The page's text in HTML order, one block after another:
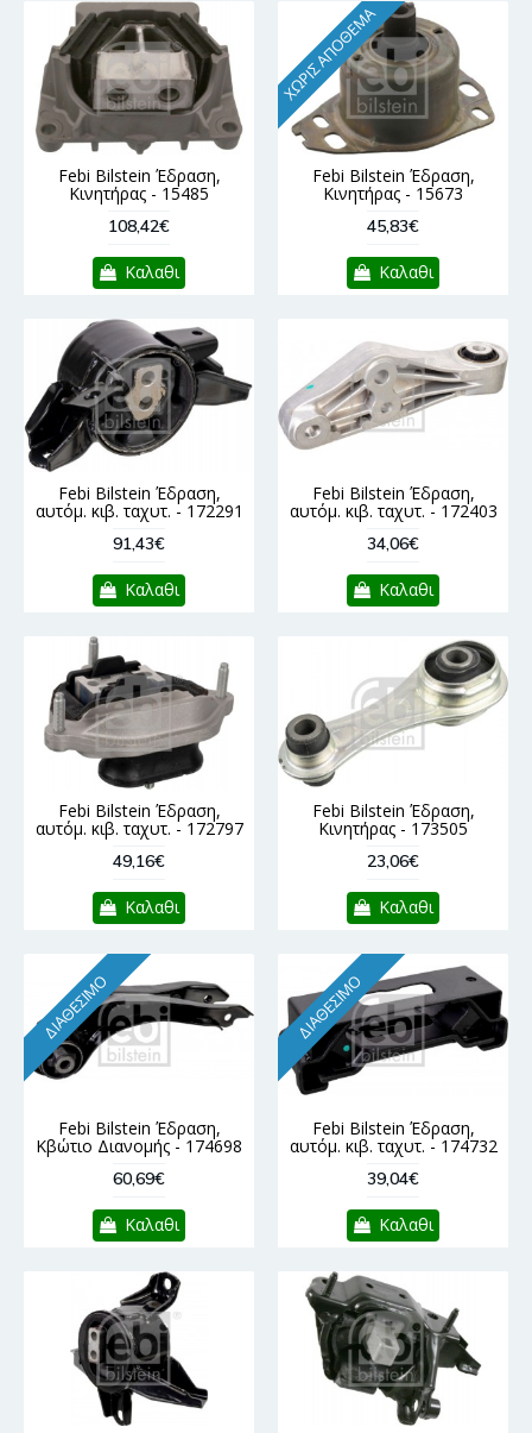
Febi Bilstein Έδραση,
Κινητήρας - 15485
108,42€
Καλαθι
ΧΩΡΊΣ ΑΠΌΘΕΜΑ
Febi Bilstein Έδραση,
Κινητήρας - 15673
45,83€
Καλαθι
Febi Bilstein Έδραση,
αυτόμ. κιβ. ταχυτ. - 172291
91,43€
Καλαθι
Febi Bilstein Έδραση,
αυτόμ. κιβ. ταχυτ. - 172403
34,06€
Καλαθι
Febi Bilstein Έδραση,
αυτόμ. κιβ. ταχυτ. - 172797
49,16€
Καλαθι
Febi Bilstein Έδραση,
Κινητήρας - 173505
23,06€
Καλαθι
ΔΙΑΘΈΣΙΜΟ
Febi Bilstein Έδραση,
Κβώτιο Διανομής - 174698
60,69€
Καλαθι
ΔΙΑΘΈΣΙΜΟ
Febi Bilstein Έδραση,
αυτόμ. κιβ. ταχυτ. - 174732
39,04€
Καλαθι